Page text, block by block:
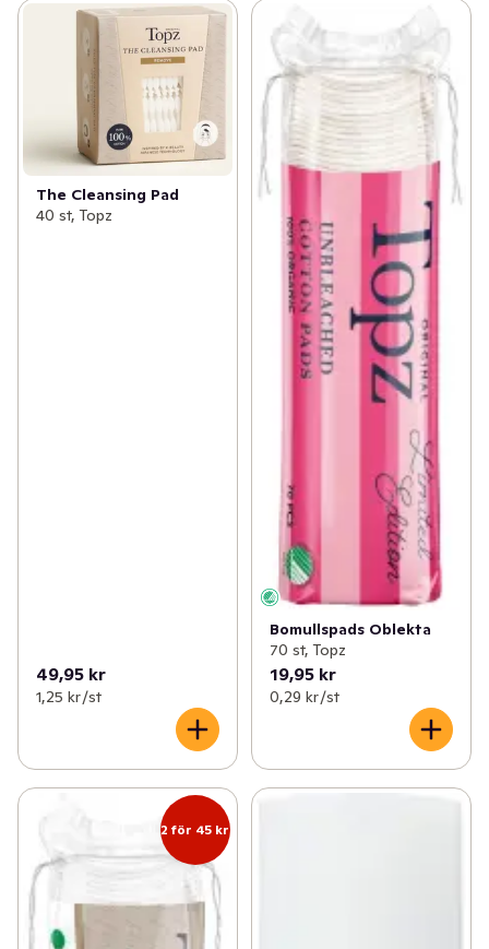
The Cleansing Pad
40 st, Topz
49,95 kr
1,25 kr /st
Bomullspads Oblekta
70 st, Topz
19,95 kr
0,29 kr /st
2 för 45 kr